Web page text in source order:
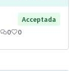
Acceptada
0 0